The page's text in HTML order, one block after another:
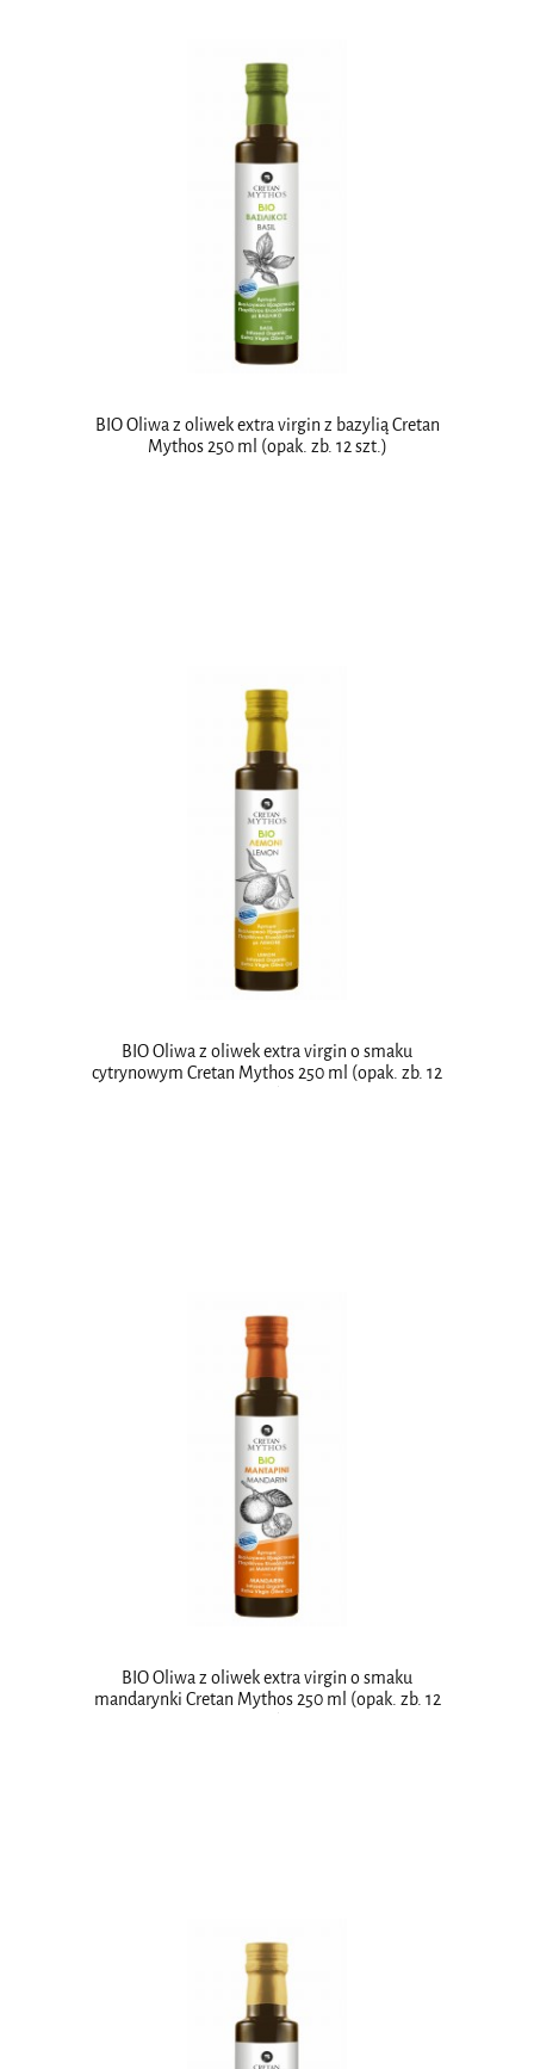
BIO Oliwa z oliwek extra virgin z bazylią Cretan
Mythos 250 ml (opak. zb. 12 szt.)
BIO Oliwa z oliwek extra virgin o smaku
cytrynowym Cretan Mythos 250 ml (opak. zb. 12
szt.)
BIO Oliwa z oliwek extra virgin o smaku
mandarynki Cretan Mythos 250 ml (opak. zb. 12